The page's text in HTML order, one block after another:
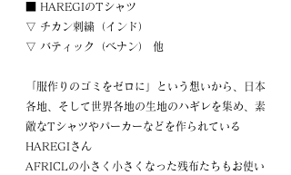
■ HAREGIのTシャツ
▽ チカン刺繍（インド）
▽ バティック（ベナン） 他
「服作りのゴミをゼロに」という想いから、日本
各地、そして世界各地の生地のハギレを集め、素
敵なTシャツやパーカーなどを作られている
HAREGIさん
AFRICLの小さく小さくなった残布たちもお使い